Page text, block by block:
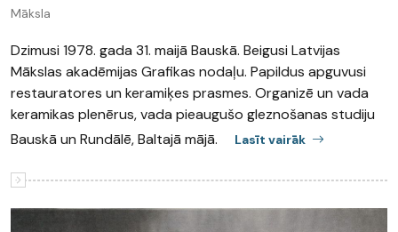
Māksla
Dzimusi 1978. gada 31. maijā Bauskā. Beigusi Latvijas
Mākslas akadēmijas Grafikas nodaļu. Papildus apguvusi
restauratores un keramiķes prasmes. Organizē un vada
keramikas plenērus, vada pieaugušo gleznošanas studiju
Bauskā un Rundālē, Baltajā mājā.
Lasīt vairāk